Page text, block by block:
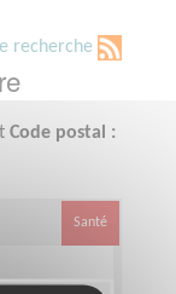
recherche
Code postal :
Santé